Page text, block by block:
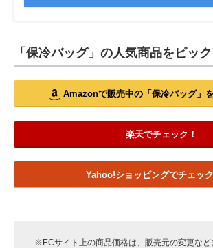
「保冷バッグ」の人気商品をピック
Amazonで販売中の「保冷バッグ」
楽天でチェック！
Yahoo!ショッピングでチェック
※ECサイト上の商品価格は、販売元の変更など